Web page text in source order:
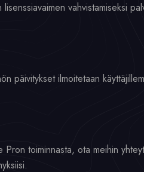
vahvistamiseksi
päivitykset ilmoitetaan
Pron toiminnasta, ota meihin